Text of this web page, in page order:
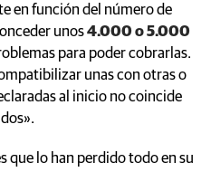
en función del número de
unos4.000 o 5.000
para poder cobrarlas.
unas con otras o
al inicio no coincide
que lo han perdido todo en su